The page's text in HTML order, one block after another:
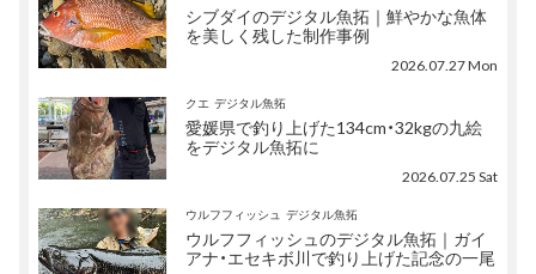
シブダイのデジタル魚拓｜鮮やかな魚体
を美しく残した制作事例
2026.07.27 Mon
クエ デジタル魚拓
愛媛県で釣り上げた134cm・32kgの九絵
をデジタル魚拓に
2026.07.25 Sat
ウルフフィッシュ デジタル魚拓
ウルフフィッシュのデジタル魚拓｜ガイ
アナ・エセキボ川で釣り上げた記念の一尾